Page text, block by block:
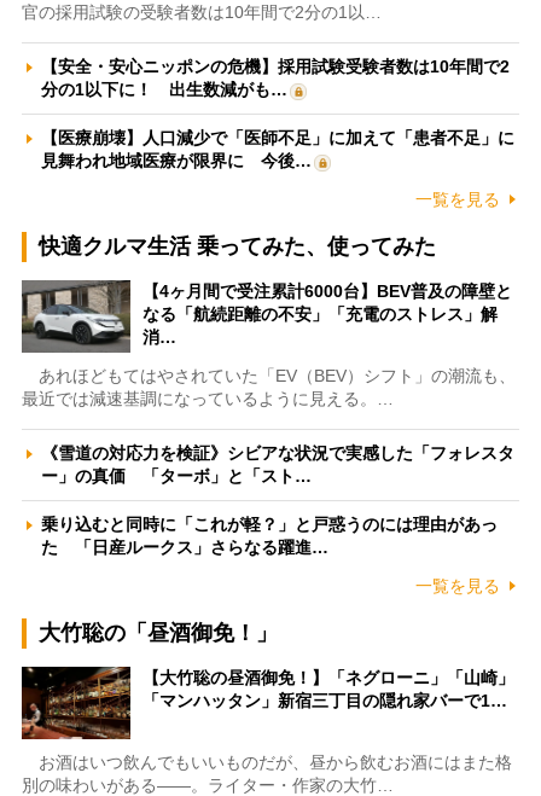
官の採用試験の受験者数は10年間で2分の1以…
【安全・安心ニッポンの危機】採用試験受験者数は10年間で2
分の1以下に！ 出生数減がも…
【医療崩壊】人口減少で「医師不足」に加えて「患者不足」に
見舞われ地域医療が限界に 今後…
一覧を見る
快適クルマ生活 乗ってみた、使ってみた
【4ヶ月間で受注累計6000台】BEV普及の障壁と
なる「航続距離の不安」「充電のストレス」解
消…
あれほどもてはやされていた「EV（BEV）シフト」の潮流も、
最近では減速基調になっているように見える。…
《雪道の対応力を検証》シビアな状況で実感した「フォレスタ
ー」の真価 「ターボ」と「スト…
乗り込むと同時に「これが軽？」と戸惑うのには理由があっ
た 「日産ルークス」さらなる躍進…
一覧を見る
大竹聡の「昼酒御免！」
【大竹聡の昼酒御免！】「ネグローニ」「山崎」
「マンハッタン」新宿三丁目の隠れ家バーで1…
お酒はいつ飲んでもいいものだが、昼から飲むお酒にはまた格
別の味わいがある――。ライター・作家の大竹…